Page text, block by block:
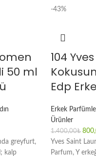
50 ml
greyfurt,
kalp
-43%
104
Edp
Erkek
Ürünler
1.400,00₺
Yves Saint
Parfum, Y